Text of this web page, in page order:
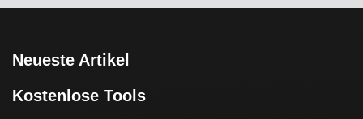
Neueste Artikel
Kostenlose Tools